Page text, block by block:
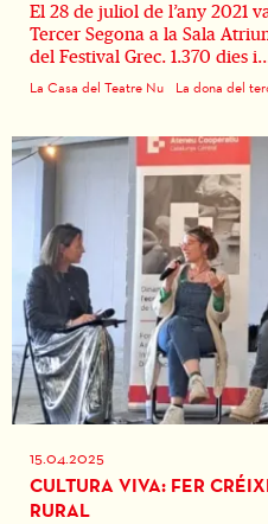
El 28 de juliol de l’any 2021
Tercer Segona a la Sala
del Festival Grec. 1.370 dies
La Casa del Teatre Nu La dona del
15.04.2025
CULTURA VIVA: FER
RURAL